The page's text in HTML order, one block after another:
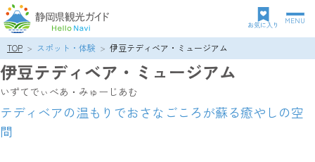
グ
ロ
ビ
お気に入り MENU
パ
ン
ク
ズ
リ
ス
TOP スポット・体験 伊豆テディベア・ミュージアム
伊豆テディベア・ミュージアム
いずてでぃべあ・みゅーじあむ
テディベアの温もりでおさなごころが蘇る癒やしの空
間